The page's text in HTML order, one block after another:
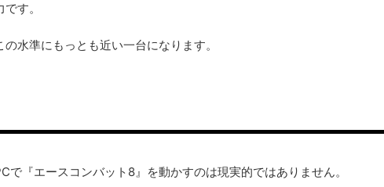
す。
水準にもっとも近い一台になります。
『エースコンバット8』を動かすのは現実的ではありません。